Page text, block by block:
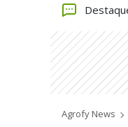
Agrofy News